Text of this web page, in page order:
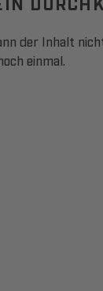
der Inhalt
einmal.